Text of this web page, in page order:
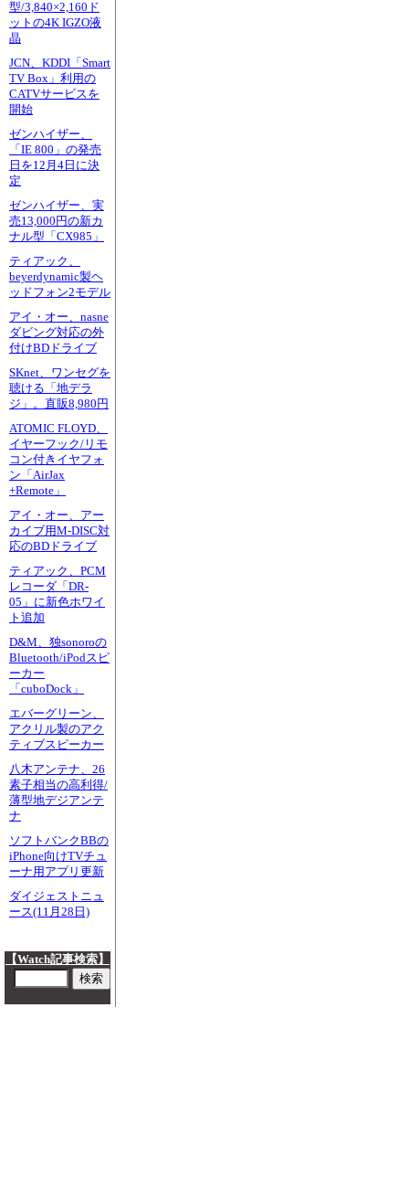
型/3,840×2,160ド
ットの4K IGZO液
晶
JCN、KDDI「Smart
TV Box」利用の
CATVサービスを
開始
ゼンハイザー、
「IE 800」の発売
日を12月4日に決
定
ゼンハイザー、実
売13,000円の新カ
ナル型「CX985」
ティアック、
beyerdynamic製ヘ
ッドフォン2モデル
アイ・オー、nasne
ダビング対応の外
付けBDドライブ
SKnet、ワンセグを
聴ける「地デラ
ジ」。直販8,980円
ATOMIC FLOYD、
イヤーフック/リモ
コン付きイヤフォ
ン「AirJax
+Remote」
アイ・オー、アー
カイブ用M-DISC対
応のBDドライブ
ティアック、PCM
レコーダ「DR-
05」に新色ホワイ
ト追加
D&M、独sonoroの
Bluetooth/iPodスピ
ーカー
「cuboDock」
エバーグリーン、
アクリル製のアク
ティブスピーカー
八木アンテナ、26
素子相当の高利得/
薄型地デジアンテ
ナ
ソフトバンクBBの
iPhone向けTVチュ
ーナ用アプリ更新
ダイジェストニュ
ース(11月28日)
【Watch記事検索】